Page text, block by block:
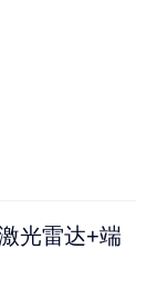
光雷达+端